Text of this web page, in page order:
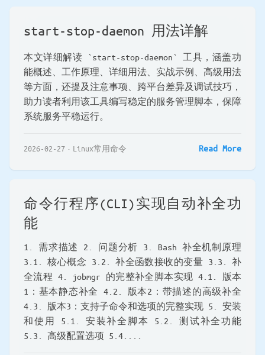
start-stop-daemon 用法详解
本文详细解读 `start-stop-daemon` 工具，涵盖功
能概述、工作原理、详细用法、实战示例、高级用法
等方面，还提及注意事项、跨平台差异及调试技巧，
助力读者利用该工具编写稳定的服务管理脚本，保障
系统服务平稳运行。
2026-02-27 Linux常用命令 Read More
命令行程序(CLI)实现自动补全功
能
1. 需求描述 2. 问题分析 3. Bash 补全机制原理
3.1. 核心概念 3.2. 补全函数接收的变量 3.3. 补
全流程 4. jobmgr 的完整补全脚本实现 4.1. 版本
1：基本静态补全 4.2. 版本2：带描述的高级补全
4.3. 版本3：支持子命令和选项的完整实现 5. 安装
和使用 5.1. 安装补全脚本 5.2. 测试补全功能
5.3. 高级配置选项 5.4....